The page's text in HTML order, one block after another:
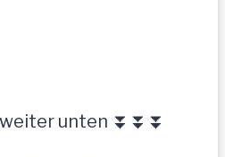
unten ⏬⏬⏬